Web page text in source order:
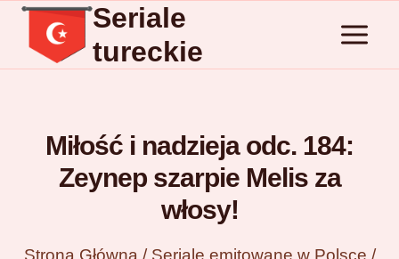
Przejdź
treści
Seriale
tureckie
Miłość i nadzieja odc. 184:
Zeynep szarpie Melis za
włosy!